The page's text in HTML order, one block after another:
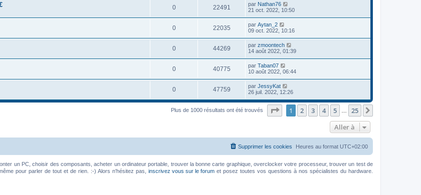
0 22491 par Nathan76
21 oct. 2022, 10:50
0 22035 par Aytan_2
09 oct. 2022, 10:16
0 44269 par zmoontech
14 août 2022, 01:39
0 40775 par Taban07
10 août 2022, 06:44
0 47759 par JessyKat
26 juil. 2022, 12:26
Plus de 1000 résultats ont été trouvés Page sur25
1 2 3 4 5 25
Aller à
Heures au format UTC+02:00
Supprimer les cookies
un PC, choisir des composants, acheter un ordinateur portable, trouver la bonne carte graphique, overclocker votre processeur, trouver un test de
pour parler de tout et de rien. :-) Alors n'hésitez pas, inscrivez vous sur le forum et posez toutes vos questions à nos spécialistes du hardware.